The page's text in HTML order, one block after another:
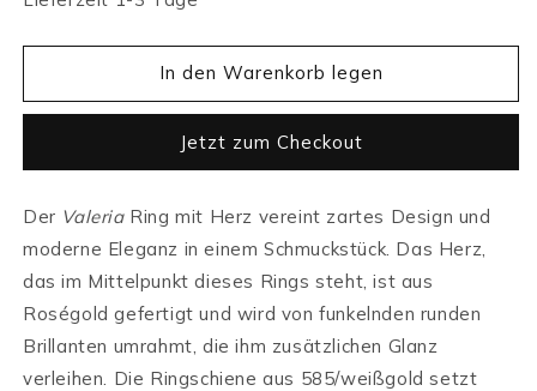
In den Warenkorb legen
Jetzt zum Checkout
Der ValeriaRing mit Herz vereint zartes Design und
moderne Eleganz in einem Schmuckstück. Das Herz,
das im Mittelpunkt dieses Rings steht, ist aus
Roségold gefertigt und wird von funkelnden runden
Brillanten umrahmt, die ihm zusätzlichen Glanz
verleihen. Die Ringschiene aus 585/weißgold setzt